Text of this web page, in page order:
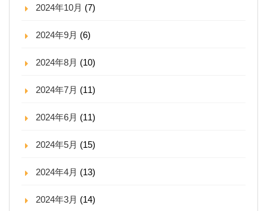
2024年10月 (7)
2024年9月 (6)
2024年8月 (10)
2024年7月 (11)
2024年6月 (11)
2024年5月 (15)
2024年4月 (13)
2024年3月 (14)